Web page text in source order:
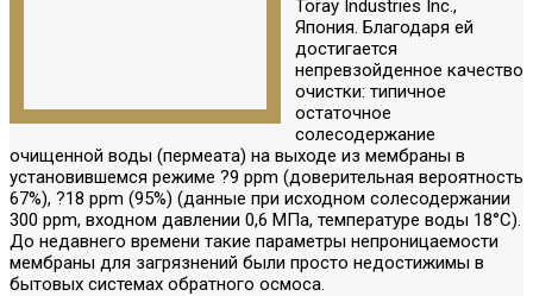
Toray Industries Inc.,
Япония. Благодаря ей
достигается
непревзойденное качество
очистки: типичное
остаточное
солесодержание
очищенной воды (пермеата) на выходе из мембраны в
установившемся режиме ?9 ppm (доверительная вероятность
67%), ?18 ppm (95%) (данные при исходном солесодержании
300 ppm, входном давлении 0,6 МПа, температуре воды 18°С).
До недавнего времени такие параметры непроницаемости
мембраны для загрязнений были просто недостижимы в
бытовых системах обратного осмоса.